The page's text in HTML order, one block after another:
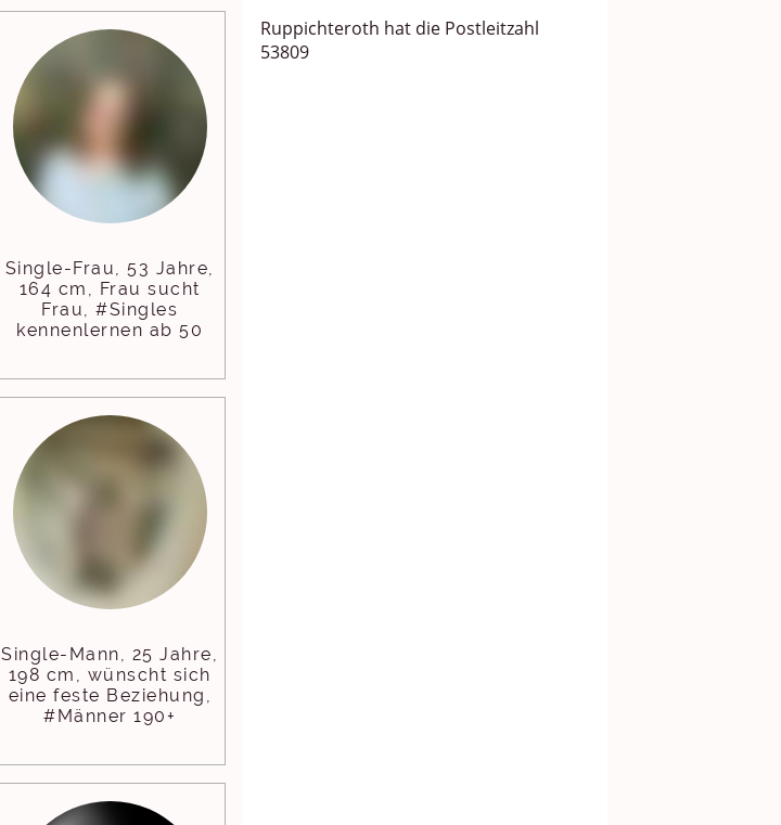
Single-Frau, 53 Jahre,
164 cm, Frau sucht
Frau, #Singles
kennenlernen ab 50
Single-Mann, 25 Jahre,
198 cm, wünscht sich
eine feste Beziehung,
#Männer 190+
Ruppichteroth hat die Postleitzahl
53809